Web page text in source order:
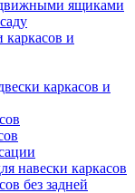
ящиками
и
каркасов и
навески каркасов
без задней